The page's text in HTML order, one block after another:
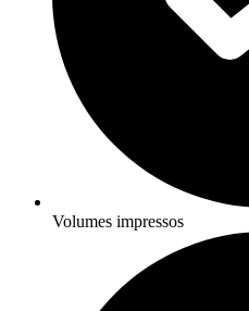
Volumes impressos